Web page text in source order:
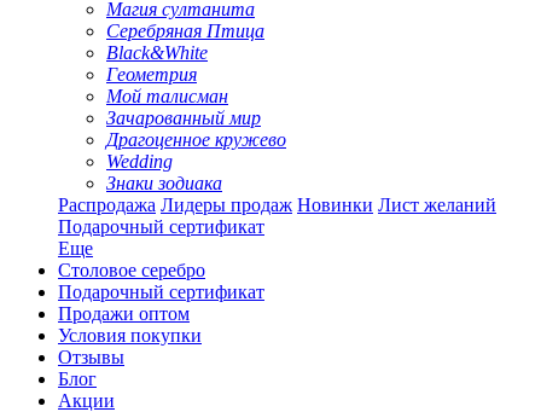
Магия султанита
Серебряная Птица
Black&White
Геометрия
Мой талисман
Зачарованный мир
Драгоценное кружево
Wedding
Знаки зодиака
Распродажа Лидеры продаж Новинки Лист желаний
Подарочный сертификат
Еще
Столовое серебро
Подарочный сертификат
Продажи оптом
Условия покупки
Отзывы
Блог
Акции